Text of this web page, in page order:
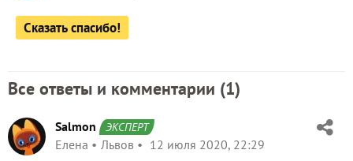
Сказать спасибо!
Все ответы и комментарии (1)
Salmon ЭКСПЕРТ
Елена Львов 12 июля 2020, 22:29